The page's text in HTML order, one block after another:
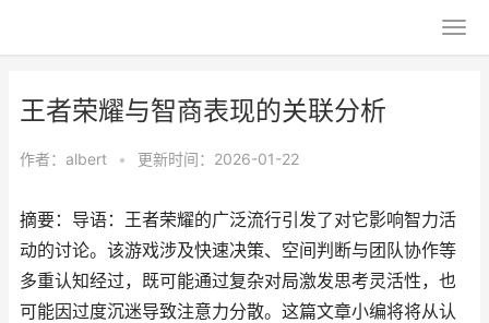
王者荣耀与智商表现的关联分析
作者： albert • 更新时间：2026-01-22
摘要：导语：王者荣耀的广泛流行引发了对它影响智力活
动的讨论。该游戏涉及快速决策、空间判断与团队协作等
多重认知经过，既可能通过复杂对局激发思考灵活性，也
可能因过度沉迷导致注意力分散。这篇文章小编将将从认